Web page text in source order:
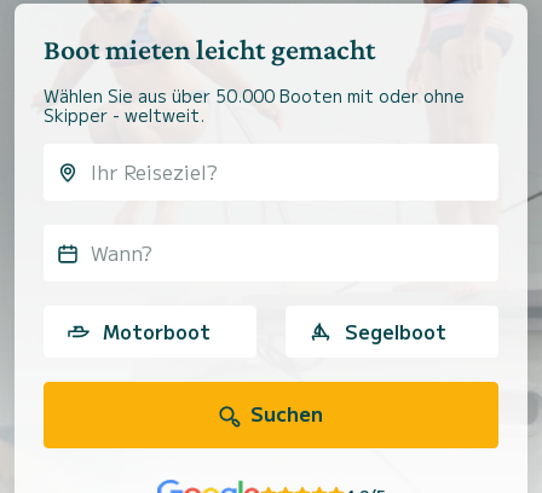
Boot mieten leicht gemacht
Wählen Sie aus über 50.000 Booten mit oder ohne
Skipper - weltweit.
Wann?
Motorboot Segelboot
Suchen